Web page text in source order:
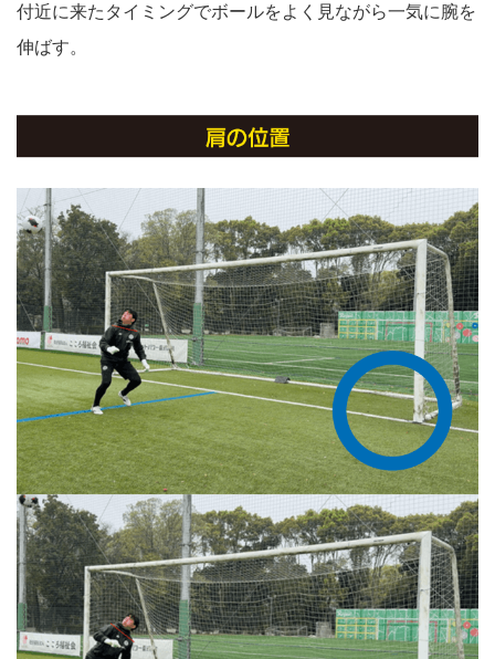
付近に来たタイミングでボールをよく見ながら一気に腕を
伸ばす。